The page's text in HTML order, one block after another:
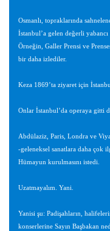
Osmanlı, topraklarında
İstanbul’a gelen değerli
Örneğin, Galler Prensi ve
bir daha izlediler.
Keza 1869’ta ziyaret için
Onlar İstanbul’da operaya gitti
Abdülaziz, Paris, Londra ve
-geleneksel sanatlara daha çok
Hümayun kurulmasını istedi.
Uzatmayalım. Yani.
Yanisi şu: Padişahların,
konserlerine Sayın Başbakan